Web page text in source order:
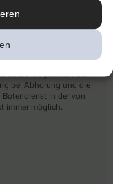
die Möglichkeit der
bei Abholung und die
in der von
immer möglich.